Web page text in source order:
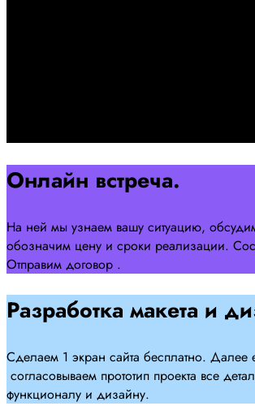
Онлайн встреча.
На ней мы узнаем вашу ситуацию,
обозначим цену и сроки реализации.
Отправим договор .
Разработка макета и
Сделаем 1 экран сайта бесплатно. Далее
согласовываем прототип проекта все
функционалу и дизайну.